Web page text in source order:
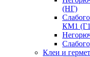
(НГ)
КМ1
Клеи и